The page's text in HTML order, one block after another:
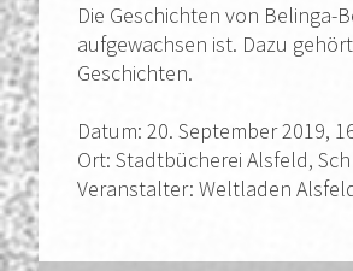
Die Geschichten von Belinga-
aufgewachsen ist. Dazu
Geschichten.
Datum: 20. September 2019,
Ort: Stadtbücherei Alsfeld,
Veranstalter: Weltladen